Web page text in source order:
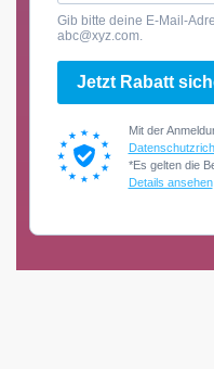
Gib bitte deine E-Mail-
abc@xyz.com.
Jetzt Rabatt
Mit der
*Es gelten die
Details ansehen